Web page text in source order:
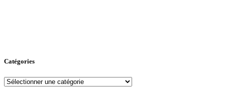
Catégories
Catégories